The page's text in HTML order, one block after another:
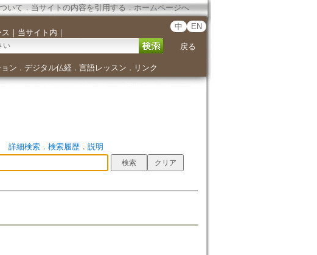
いて．当サイトの内容を引用する ． ホームページへ
｜ 当サイト内 ｜
中 EN
戻る
ン ． デジタル仏経． 言語レッスン ． リンク
詳細検索． 検索履歴． 説明